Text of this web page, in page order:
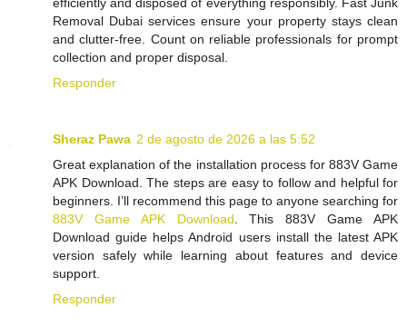
Removal Dubai services ensure your property stays clean
and clutter-free. Count on reliable professionals for prompt
collection and proper disposal.
Responder
Sheraz Pawa 2 de agosto de 2026 a las 5:52
Great explanation of the installation process for 883V Game
APK Download. The steps are easy to follow and helpful for
beginners. I’ll recommend this page to anyone searching for
883V Game APK Download . This 883V Game APK
Download guide helps Android users install the latest APK
version safely while learning about features and device
support.
Responder